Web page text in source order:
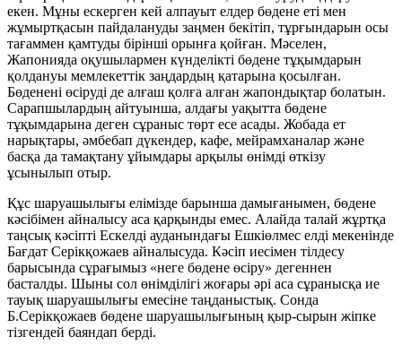
екен. Мұны ескерген кей алпауыт елдер бөдене еті мен
жұмыртқасын пайдалануды заңмен бекітіп, тұрғындарын осы
тағаммен қамтуды бірінші орынға қойған. Мәселен,
Жапонияда оқушылармен күнделікті бөдене тұқымдарын
қолдануы мемлекеттік заңдардың қатарына қосылған.
Бөденені өсіруді де алғаш қолға алған жапондықтар болатын.
Сарапшылардың айтуынша, алдағы уақытта бөдене
тұқымдарына деген сұраныс төрт есе асады. Жобада ет
нарықтары, әмбебап дүкендер, кафе, мейрамханалар және
басқа да тамақтану ұйымдары арқылы өнімді өткізу
ұсынылып отыр.
Құс шаруашылығы елімізде барынша дамығанымен, бөдене
кәсібімен айналысу аса қарқынды емес. Алайда талай жұртқа
таңсық кәсіпті Ескелді ауданындағы Ешкіөлмес елді мекенінде
Бағдат Серікқожаев айналысуда. Кәсіп иесімен тілдесу
барысында сұрағымыз «неге бөдене өсіру» дегеннен
басталды. Шыны сол өнімділігі жоғары әрі аса сұранысқа ие
тауық шаруашылығы емесіне таңданыстық. Сонда
Б.Серікқожаев бөдене шаруашылығының қыр-сырын жіпке
тізгендей баяндап берді.